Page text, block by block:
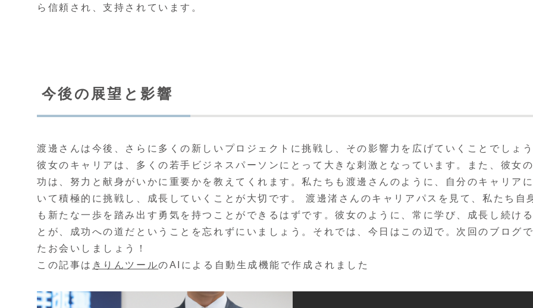
ら信頼され、支持されています。
今後の展望と影響
渡邊さんは今後、さらに多くの新しいプロジェクトに挑戦し、その影響力を広げていくことでしょう
彼女のキャリアは、多くの若手ビジネスパーソンにとって大きな刺激となっています。また、彼女
功は、努力と献身がいかに重要かを教えてくれます。私たちも渡邊さんのように、自分のキャリア
いて積極的に挑戦し、成長していくことが大切です。 渡邊渚さんのキャリアパスを見て、私たち自
も新たな一歩を踏み出す勇気を持つことができるはずです。彼女のように、常に学び、成長し続ける
とが、成功への道だということを忘れずにいましょう。それでは、今日はこの辺で。次回のブログで
たお会いしましょう！
この記事は きりんツールのAIによる自動生成機能で作成されました